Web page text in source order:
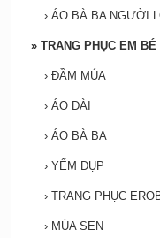
› ÁO BÀ BA NGƯỜI
» TRANG PHỤC EM BÉ
› ĐẦM MÚA
› ÁO DÀI
› ÁO BÀ BA
› YẾM ĐỤP
› TRANG PHỤC
› MÚA SEN